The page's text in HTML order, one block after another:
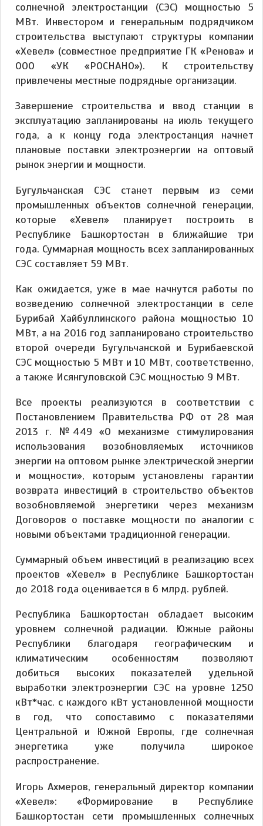
солнечной электростанции (СЭС) мощностью 5
МВт. Инвестором и генеральным подрядчиком
строительства выступают структуры компании
«Хевел» (совместное предприятие ГК «Ренова» и
ООО «УК «РОСНАНО»). К строительству
привлечены местные подрядные организации.
Завершение строительства и ввод станции в
эксплуатацию запланированы на июль текущего
года, а к концу года электростанция начнет
плановые поставки электроэнергии на оптовый
рынок энергии и мощности.
Бугульчанская СЭС станет первым из семи
промышленных объектов солнечной генерации,
которые «Хевел» планирует построить в
Республике Башкортостан в ближайшие три
года. Суммарная мощность всех запланированных
СЭС составляет 59 МВт.
Как ожидается, уже в мае начнутся работы по
возведению солнечной электростанции в селе
Бурибай Хайбуллинского района мощностью 10
МВт, а на 2016 год запланировано строительство
второй очереди Бугульчанской и Бурибаевской
СЭС мощностью 5 МВт и 10 МВт, соответственно,
а также Исянгуловской СЭС мощностью 9 МВт.
Все проекты реализуются в соответствии с
Постановлением Правительства РФ от 28 мая
2013 г. №449 «О механизме стимулирования
использования возобновляемых источников
энергии на оптовом рынке электрической энергии
и мощности», которым установлены гарантии
возврата инвестиций в строительство объектов
возобновляемой энергетики через механизм
Договоров о поставке мощности по аналогии с
новыми объектами традиционной генерации.
Суммарный объем инвестиций в реализацию всех
проектов «Хевел» в Республике Башкортостан
до 2018 года оценивается в 6 млрд. рублей.
Республика Башкортостан обладает высоким
уровнем солнечной радиации. Южные районы
Республики благодаря географическим и
климатическим особенностям позволяют
добиться высоких показателей удельной
выработки электроэнергии СЭС на уровне 1250
кВт*час. с каждого кВт установленной мощности
в год, что сопоставимо с показателями
Центральной и Южной Европы, где солнечная
энергетика уже получила широкое
распространение.
Игорь Ахмеров, генеральный директор компании
«Хевел»: «Формирование в Республике
Башкортостан сети промышленных солнечных